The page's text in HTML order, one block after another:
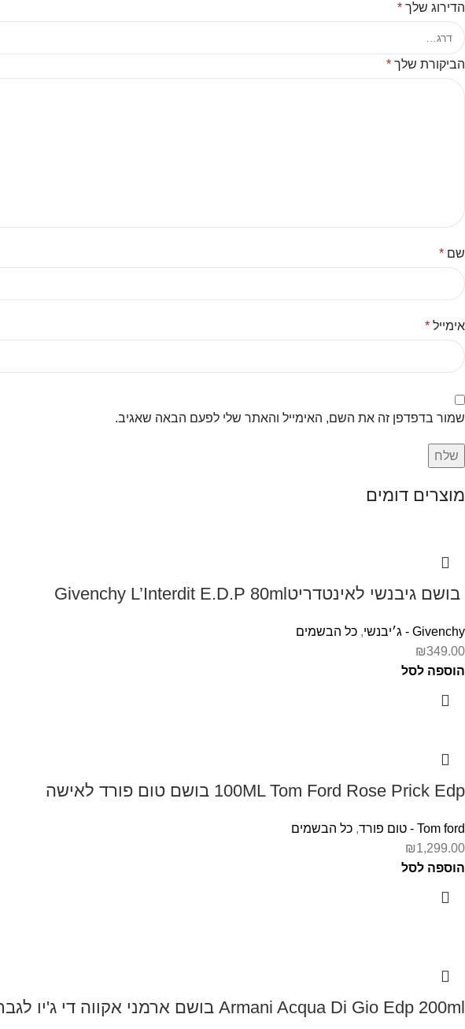
הדירוג שלך *
הביקורת שלך *
שם *
אימייל *
שמור בדפדפן זה את השם, האימייל והאתר שלי לפעם הבאה שאגיב.
מוצרים דומים
‏ בושם גיבנשי לאינטדריטGivenchy L’Interdit E.D.P 80ml ‏
Givenchy - ג׳יבנשי , כל הבשמים
₪349.00
הוספה לסל
100ML Tom Ford Rose Prick Edp בושם טום פורד לאישה
Tom ford - טום פורד , כל הבשמים
₪1,299.00
הוספה לסל
Armani Acqua Di Gio Edp 200ml בושם ארמני אקווה די ג'יו לגבר